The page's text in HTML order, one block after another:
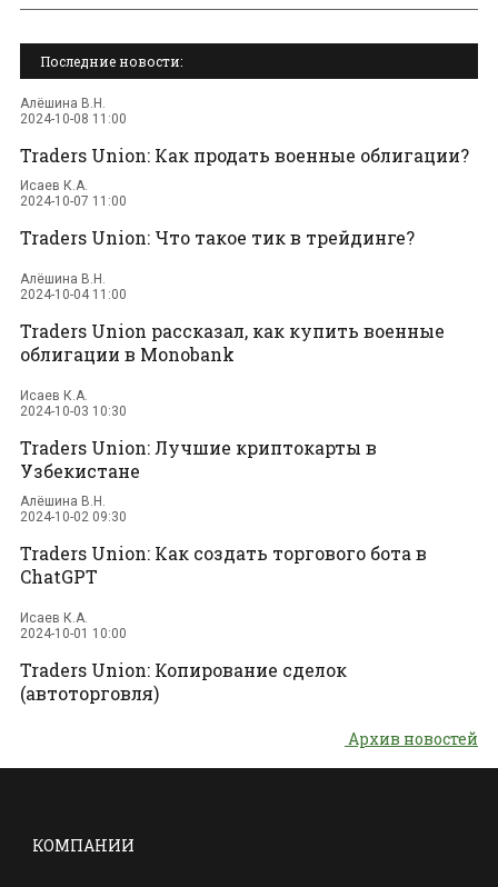
Последние новости:
Алёшина В.Н.
2024-10-08 11:00
Traders Union: Как продать военные облигации?
Исаев К.А.
2024-10-07 11:00
Traders Union: Что такое тик в трейдинге?
Алёшина В.Н.
2024-10-04 11:00
Traders Union рассказал, как купить военные
облигации в Monobank
Исаев К.А.
2024-10-03 10:30
Traders Union: Лучшие криптокарты в
Узбекистане
Алёшина В.Н.
2024-10-02 09:30
Traders Union: Как создать торгового бота в
ChatGPT
Исаев К.А.
2024-10-01 10:00
Traders Union: Копирование сделок
(автоторговля)
Архив новостей
КОМПАНИИ